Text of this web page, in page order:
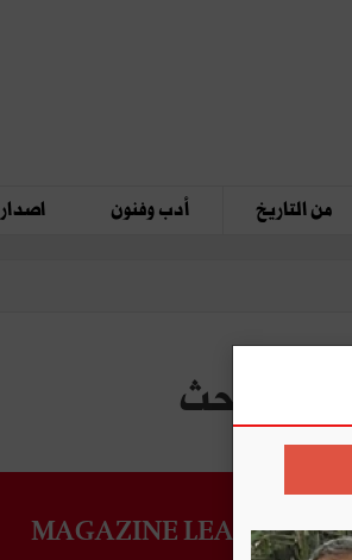
من التاريخ أدب وفنون
MAGAZINE LEADERS